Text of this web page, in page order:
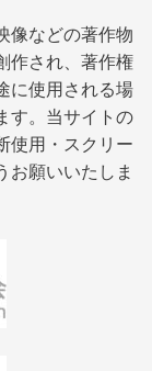
像などの著作物
作され、著作権
に使用される場
す。当サイトの
使用・スクリー
お願いいたしま